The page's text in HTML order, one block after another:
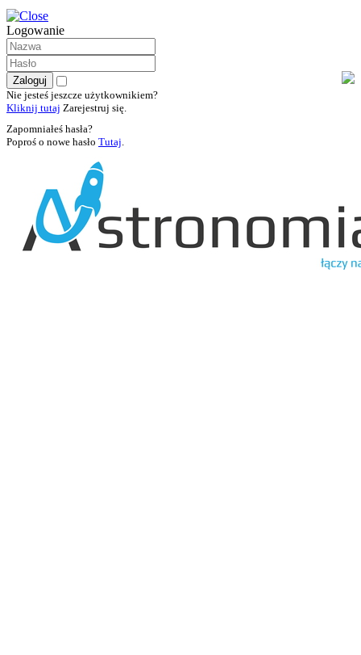
Logowanie
Nie jesteś jeszcze użytkownikiem?
Kliknij tutaj Zarejestruj się.
Zapomniałeś hasła?
Poproś o nowe hasło Tutaj.